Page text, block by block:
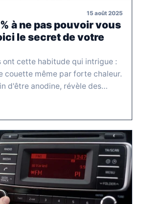
15 août 2025
à ne pas pouvoir vous
le secret de votre
ont cette habitude qui intrigue :
couette même par forte chaleur.
d'être anodine, révèle des…